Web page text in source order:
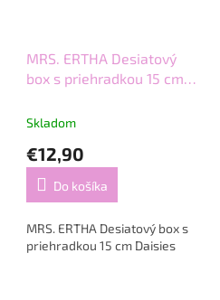
MRS. ERTHA Desiatový
box s priehradkou 15 cm
Skladom
€12,90
Do košíka
MRS. ERTHA Desiatový box s
priehradkou 15 cm Daisies